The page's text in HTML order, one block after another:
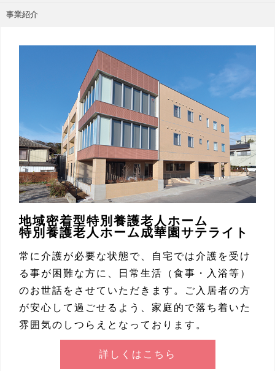
事業紹介
地域密着型特別養護老人ホーム
特別養護老人ホーム成華園サテライト
常に介護が必要な状態で、自宅では介護を受け
る事が困難な方に、日常生活（食事・入浴等）
のお世話をさせていただきます。ご入居者の方
が安心して過ごせるよう、家庭的で落ち着いた
雰囲気のしつらえとなっております。
詳しくはこちら